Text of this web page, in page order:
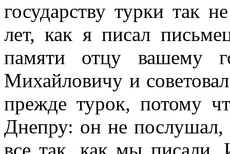
государству турки так
лет, как я писал
памяти отцу вашему
Михайловичу и
прежде турок, потому
Днепру: он не послушал,